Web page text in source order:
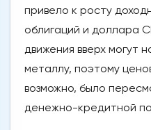
привело к росту
облигаций и доллара
движения вверх могут
металлу, поэтому
возможно, было
денежно-кредитной